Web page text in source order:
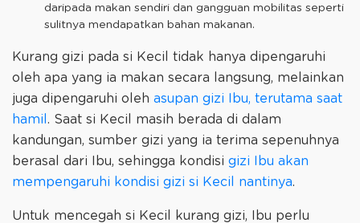
daripada makan sendiri dan gangguan mobilitas seperti
sulitnya mendapatkan bahan makanan.
Kurang gizi pada si Kecil tidak hanya dipengaruhi
oleh apa yang ia makan secara langsung, melainkan
juga dipengaruhi oleh asupan gizi Ibu, terutama saat
hamil . Saat si Kecil masih berada di dalam
kandungan, sumber gizi yang ia terima sepenuhnya
berasal dari Ibu, sehingga kondisi gizi Ibu akan
mempengaruhi kondisi gizi si Kecil nantinya.
Untuk mencegah si Kecil kurang gizi, Ibu perlu